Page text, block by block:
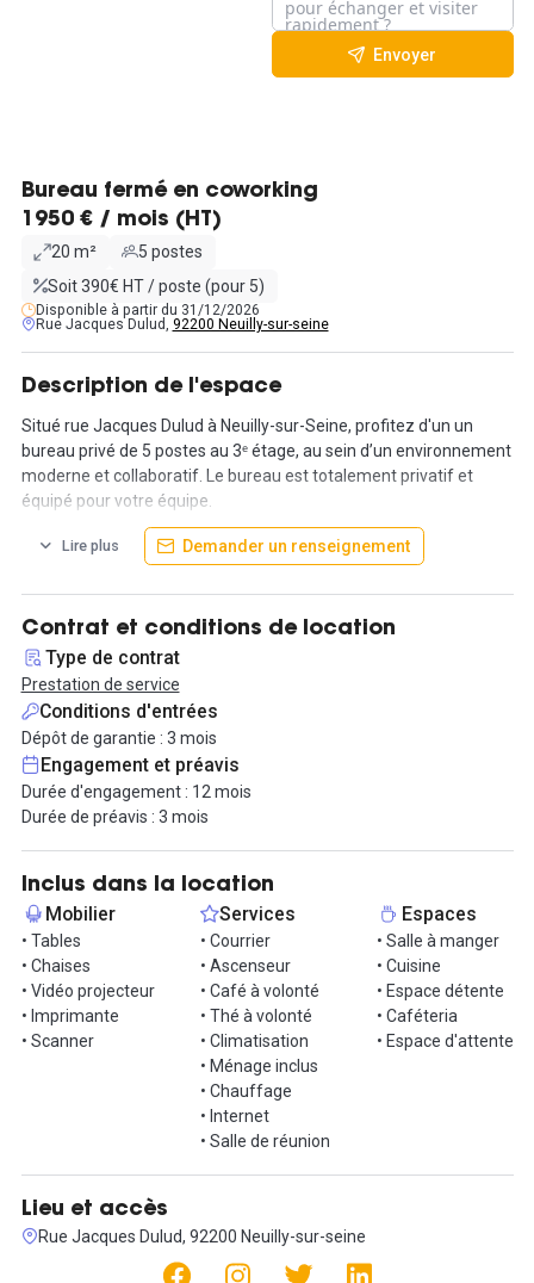
Envoyer
Bureau fermé en coworking
1950 € / mois (HT)
20 m²
5 postes
Soit 390€ HT / poste (pour 5)
Disponible à partir du 31/12/2026
Rue Jacques Dulud,
92200 Neuilly-sur-seine
Description de l'espace
Situé rue Jacques Dulud à Neuilly-sur-Seine, profitez d'un un
bureau privé de 5 postes au 3ᵉ étage, au sein d’un environnement
moderne et collaboratif. Le bureau est totalement privatif et
équipé pour votre équipe.
Les occupants bénéficient d’espaces communs de qualité : 3
détente avec table de ping-pong.
Services inclus : wifi haut débit, ménage quotidien,
consommables, office manager, climatisation. Cadre
professionnel fonctionnel et convivial, idéal pour une petite
équipe.
A 3 minutes à pied de la station Les Sablons, accessible via la
ligne 1.
Contactez-nous pour une visite !
Lire plus Demander un renseignement
Contrat et conditions de location
Type de contrat
Prestation de service
Conditions d'entrées
Dépôt de garantie : 3 mois
Engagement et préavis
Durée d'engagement : 12 mois
Durée de préavis : 3 mois
Inclus dans la location
Mobilier
• Tables
• Chaises
• Vidéo projecteur
• Imprimante
• Scanner
Services
• Courrier
• Ascenseur
• Café à volonté
• Thé à volonté
• Climatisation
• Ménage inclus
• Chauffage
• Internet
• Salle de réunion
Espaces
• Salle à manger
• Cuisine
• Espace détente
• Caféteria
• Espace d'attente
Lieu et accès
Rue Jacques Dulud, 92200 Neuilly-sur-seine